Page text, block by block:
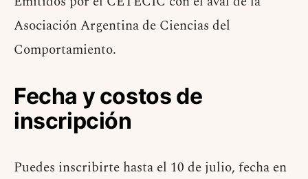
Asociación Argentina de Ciencias del
Comportamiento.
Fecha y costos de
inscripción
Puedes inscribirte hasta el 10 de julio, fecha en